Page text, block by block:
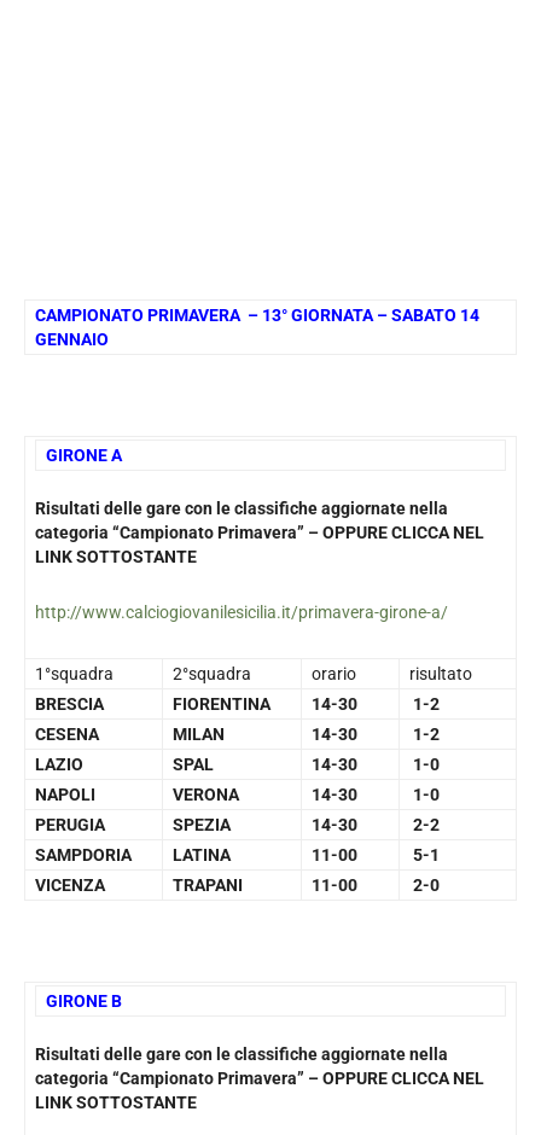
CAMPIONATO PRIMAVERA – 13° GIORNATA – SABATO 14
GENNAIO
GIRONE A
Risultati delle gare con le classifiche aggiornate nella
categoria “Campionato Primavera” – OPPURE CLICCA NEL
LINK SOTTOSTANTE
http://www.calciogiovanilesicilia.it/primavera-girone-a/
1°squadra 2°squadra orario
risultato
BRESCIA
FIORENTINA 14-30
1-2
CESENA
MILAN 14-30
1-2
LAZIO
SPAL 14-30
1-0
NAPOLI
VERONA 14-30
1-0
PERUGIA
SPEZIA 14-30
2-2
SAMPDORIA
LATINA 11-00
5-1
VICENZA
TRAPANI 11-00 2-0
GIRONE B
Risultati delle gare con le classifiche aggiornate nella
categoria “Campionato Primavera” – OPPURE CLICCA NEL
LINK SOTTOSTANTE